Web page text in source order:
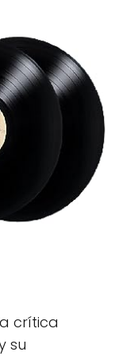
crítica
su